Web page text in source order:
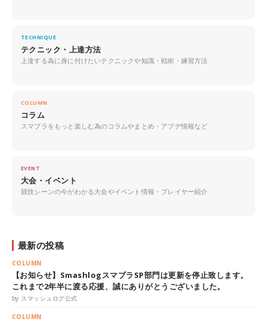
TECHNIQUE
テクニック・上達方法
上達する為に身に付けたいテクニックや知識・戦術・練習方法
COLUMN
コラム
スマブラをもっと楽しむ為のコラムやまとめ・アプデ情報など
EVENT
大会・イベント
競技シーンの今がわかる大会やイベント情報・プレイヤー紹介
最新の投稿
COLUMN
【お知らせ】SmashlogスマブラSP部門は更新を停止致します。
これまで2年半に渡る応援、誠にありがとうございました。
by スマッシュログ公式
COLUMN